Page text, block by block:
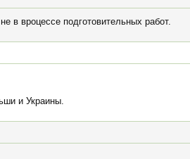
в вроцессе подготовительных работ.
и Украины.